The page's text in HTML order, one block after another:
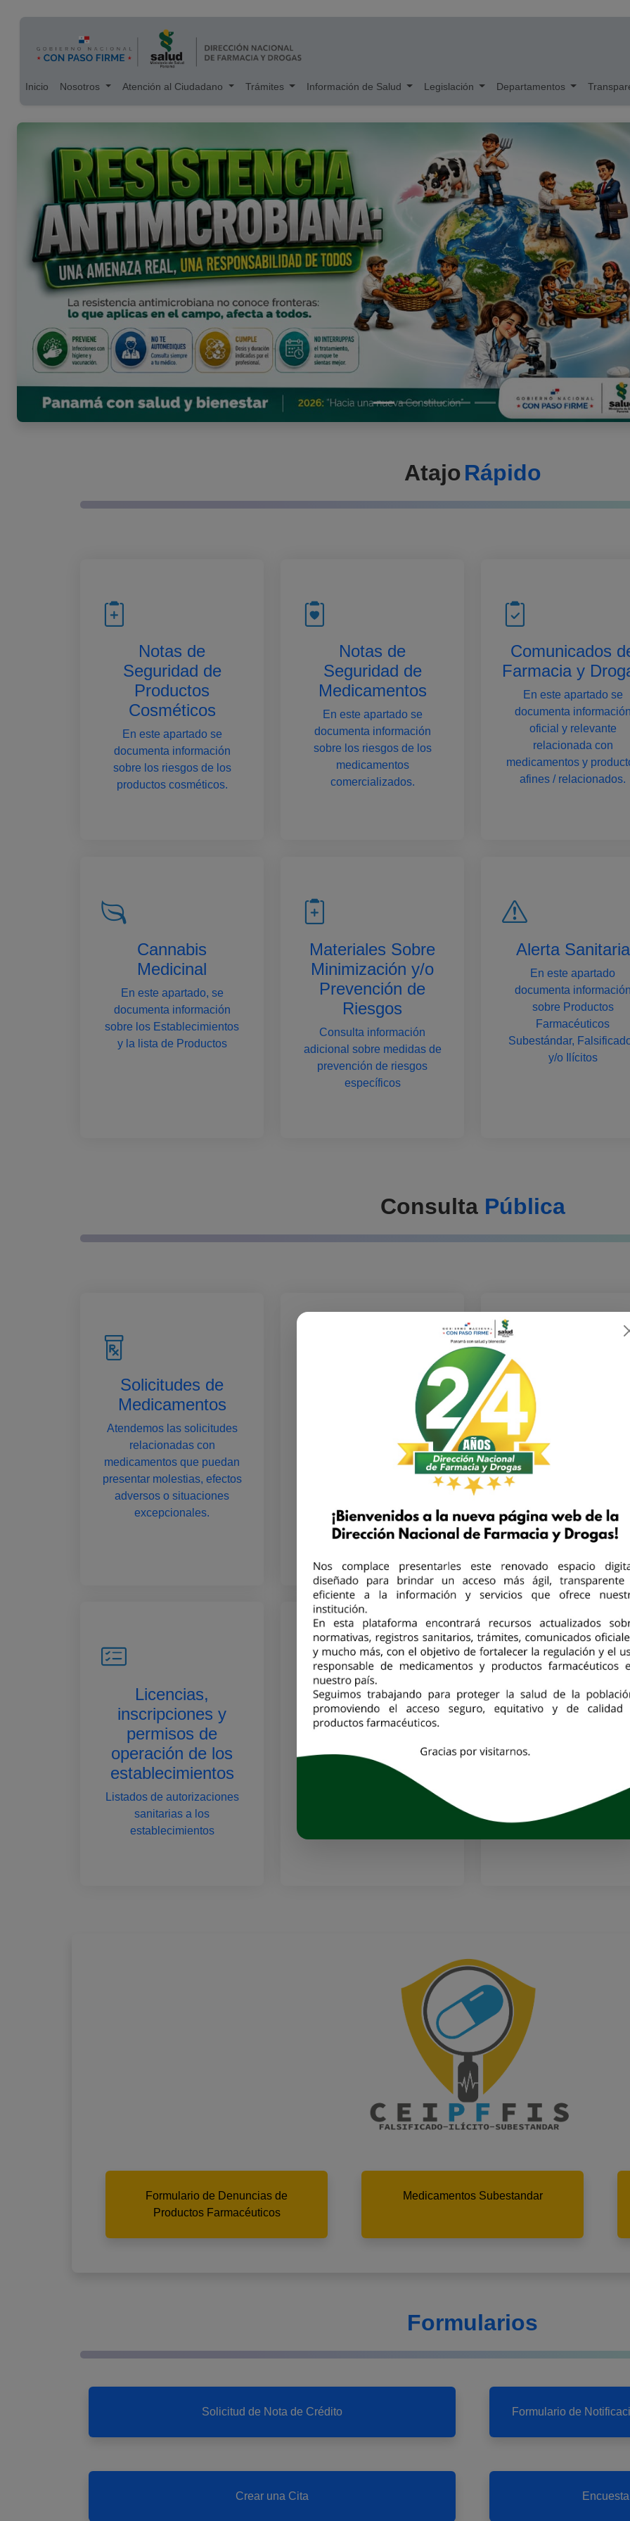
Main navigation
Inicio Nosotros Atención al Ciudadano Trámites Información de Salud Legislación Departamentos
Anterior
AtajoRápido
Notas de
Seguridad de
Productos
Cosméticos
En este apartado se
documenta información
sobre los riesgos de los
productos cosméticos.
Notas de
Seguridad de
Medicamentos
En este apartado se
documenta información
sobre los riesgos de los
medicamentos
comercializados.
Comunicados
Farmacia y
En este apartado se
documenta
oficial y relevante
relacionada con
medicamentos y
afines / relacionados.
Cannabis
Medicinal
En este apartado, se
documenta información
sobre los Establecimientos
y la lista de Productos
Materiales Sobre
Minimización y/o
Prevención de
Riesgos
Consulta información
adicional sobre medidas de
prevención de riesgos
específicos
Alerta Sanitaria
En este apartado
documenta
sobre Productos
Farmacéuticos
Subestándar,
y/o Ilícitos
Consulta Pública
Solicitudes de
Medicamentos
Atendemos las solicitudes
relacionadas con
medicamentos que puedan
presentar molestias, efectos
adversos o situaciones
excepcionales.
Solicitudes de
Cosméticos
Aquí se atienden las
solicitudes relacionadas
con productos cosméticos,
eventos adversos.
Solicitudes de
Higiénicos
Este apartado está
destinado a la gestión
solicitudes
con artículos
consultas o
especiales.
Licencias,
inscripciones y
permisos de
operación de los
establecimientos
Listados de autorizaciones
sanitarias a los
establecimientos
Certificados de
Buenas Prácticas
que una empresa cumple
con normas de Buenas
Prácticas para asegurar
Inspecciones
Informes que registran
en las inspecciones de
Formulario de Denuncias de
Productos Farmacéuticos
Medicamentos Subestandar
Formularios
Solicitud de Nota de Crédito Formulario de
Crear una Cita